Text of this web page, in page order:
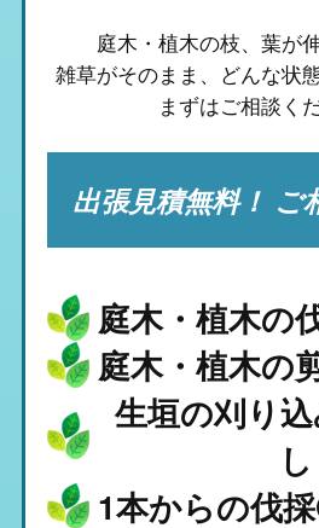
庭木・植木の枝、葉が
雑草がそのまま、 どんな状
まずはご相談く
出張見積無料！ ご
庭木・植木の
1本からの伐
庭木・植木の
生垣の刈り
し